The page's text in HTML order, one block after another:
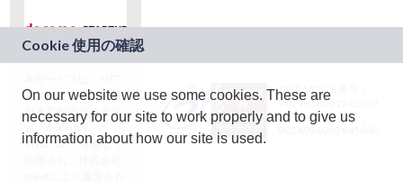
ドコモグループの新
規事業創出プログラ
ム「docomo
STARTUP」を通じて
JASRAC許諾番号：
9024936001Y45037
JASRAC許諾番号：
On our website we use some cookies. These are
necessary for our site to work properly and to give us
information about how our site is used.